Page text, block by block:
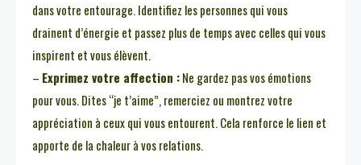
dans votre entourage. Identifiez les personnes qui vous
drainent d’énergie et passez plus de temps avec celles qui vous
inspirent et vous élèvent.
– Exprimez votre affection :Ne gardez pas vos émotions
pour vous. Dites “je t’aime”, remerciez ou montrez votre
appréciation à ceux qui vous entourent. Cela renforce le lien et
apporte de la chaleur à vos relations.